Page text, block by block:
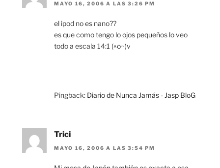
MAYO 16, 2006 A LAS 3:26 PM
el ipod no es nano??
es que como tengo lo ojos pequeños lo veo
todo a escala 14:1 (^o~)v
Pingback: Diario de Nunca Jamás - Jasp BloG
Trici
MAYO 16, 2006 A LAS 3:54 PM